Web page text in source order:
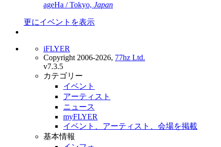
ageHa / Tokyo, Japan
更にイベントを表示
iFLYER
Copyright 2006-2026, 77hz Ltd.
v7.3.5
カテゴリー
イベント
アーティスト
ニュース
myFLYER
イベント、アーティスト、会場を掲載
基本情報